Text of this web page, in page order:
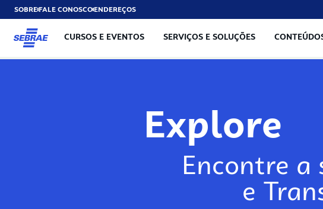
SOBREFALE CONOSCOENDEREÇOS
CURSOS E EVENTOS SERVIÇOS E SOLUÇÕES
Explore
Encontre a
e